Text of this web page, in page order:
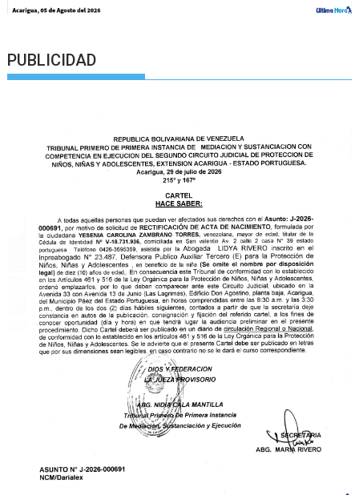
PUBLICIDAD